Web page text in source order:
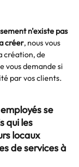
n'existe pas
créer, nous vous
création, de
vous demande si
par vos clients.
se
qui les
locaux
de services à